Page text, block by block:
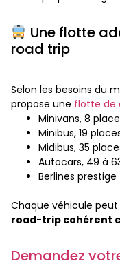
Une flotte
road trip
Selon les besoins du
propose une flotte de
Minivans, 8
Minibus, 19
Midibus, 35
Autocars, 49 à
Berlines prestige
Chaque véhicule
road-trip cohérent
Demandez